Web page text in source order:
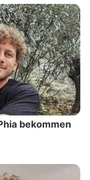
bekommen